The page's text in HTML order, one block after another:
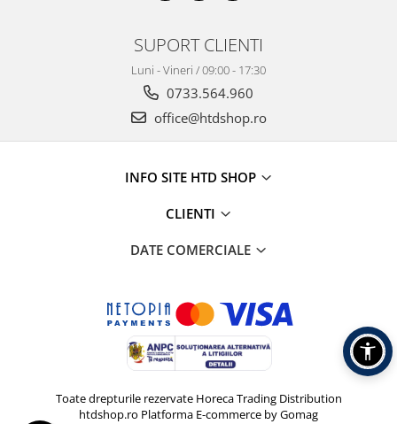
SUPORT CLIENTI
Luni - Vineri / 09:00 - 17:30
0733.564.960
office@htdshop.ro
INFO SITE HTD SHOP
CLIENTI
DATE COMERCIALE
Toate drepturile rezervate Horeca Trading Distribution
htdshop.ro Platforma E-commerce by Gomag